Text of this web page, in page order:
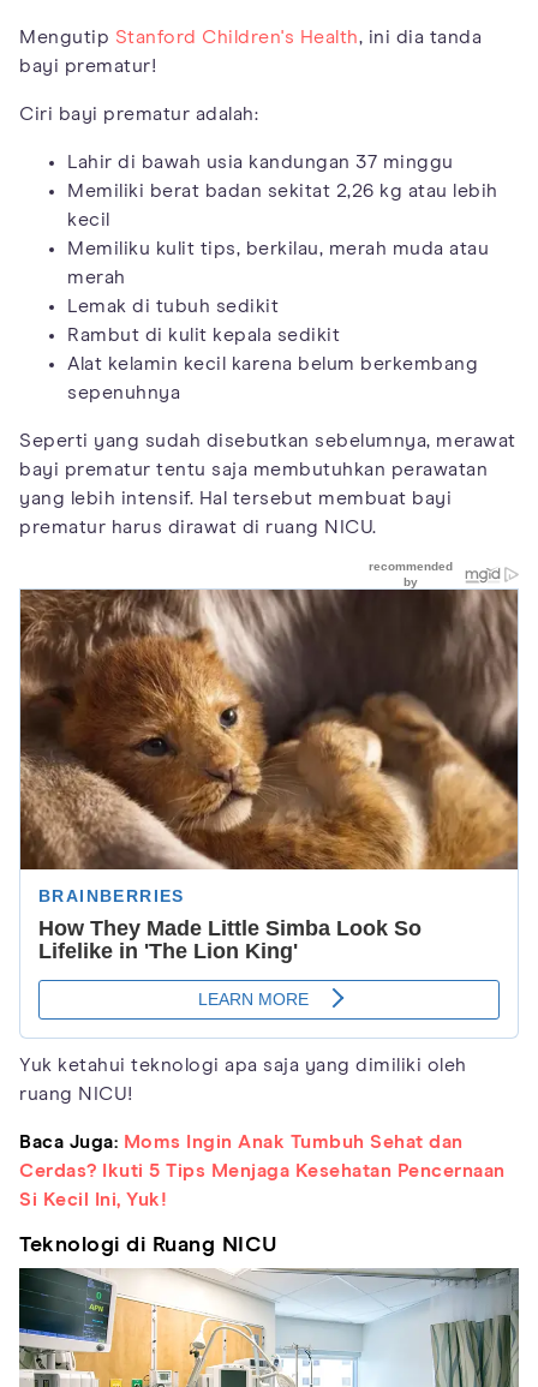
Mengutip Stanford Children's Health, ini dia tanda
bayi prematur!
Ciri bayi prematur adalah:
Lahir di bawah usia kandungan 37 minggu
Memiliki berat badan sekitat 2,26 kg atau lebih
kecil
Memiliku kulit tips, berkilau, merah muda atau
merah
Lemak di tubuh sedikit
Rambut di kulit kepala sedikit
Alat kelamin kecil karena belum berkembang
sepenuhnya
Seperti yang sudah disebutkan sebelumnya, merawat
bayi prematur tentu saja membutuhkan perawatan
yang lebih intensif. Hal tersebut membuat bayi
prematur harus dirawat di ruang NICU.
Yuk ketahui teknologi apa saja yang dimiliki oleh
ruang NICU!
Baca Juga: Moms Ingin Anak Tumbuh Sehat dan
Cerdas? Ikuti 5 Tips Menjaga Kesehatan Pencernaan
Si Kecil Ini, Yuk!
Teknologi di Ruang NICU